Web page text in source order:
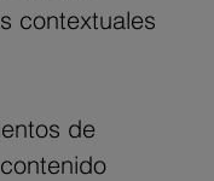
contextuales
de